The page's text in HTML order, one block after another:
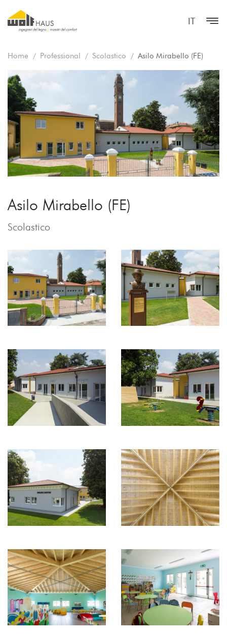
IT
Home Professional Scolastico Asilo Mirabello (FE)
Asilo Mirabello (FE)
Scolastico